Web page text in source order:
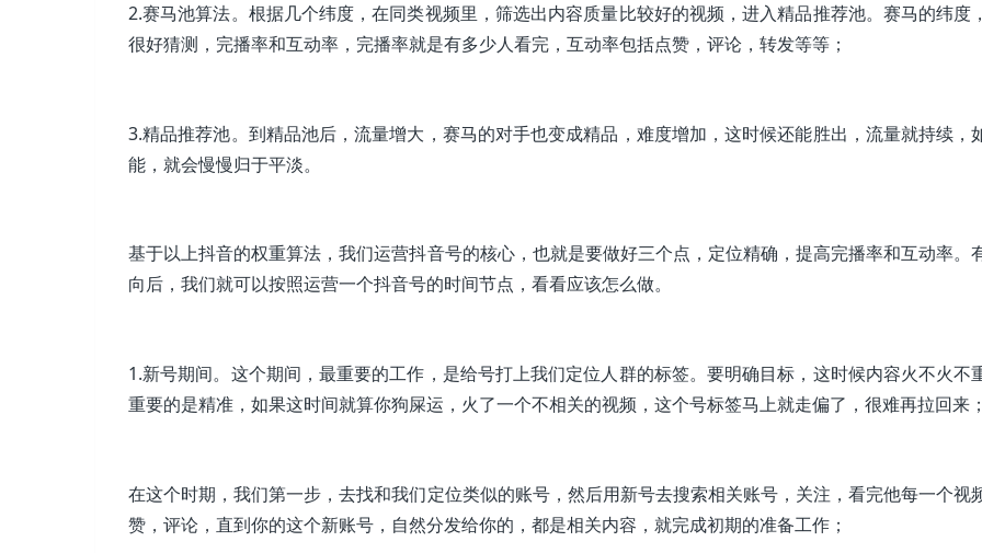
2.赛马池算法。根据几个纬度，在同类视频里，筛选出内容质量比较好的视频，进入精品推荐池。赛马的纬度
很好猜测，完播率和互动率，完播率就是有多少人看完，互动率包括点赞，评论，转发等等；
3.精品推荐池。到精品池后，流量增大，赛马的对手也变成精品，难度增加，这时候还能胜出，流量就持续，
能，就会慢慢归于平淡。
基于以上抖音的权重算法，我们运营抖音号的核心，也就是要做好三个点，定位精确，提高完播率和互动率。
向后，我们就可以按照运营一个抖音号的时间节点，看看应该怎么做。
1.新号期间。这个期间，最重要的工作，是给号打上我们定位人群的标签。要明确目标，这时候内容火不火不
重要的是精准，如果这时间就算你狗屎运，火了一个不相关的视频，这个号标签马上就走偏了，很难再拉回来
在这个时期，我们第一步，去找和我们定位类似的账号，然后用新号去搜索相关账号，关注，看完他每一个视
赞，评论，直到你的这个新账号，自然分发给你的，都是相关内容，就完成初期的准备工作；